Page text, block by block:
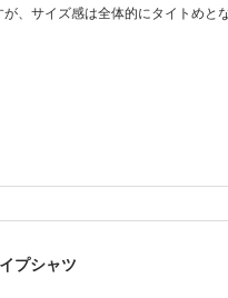
、サイズ感は全体的にタイトめと
プシャツ